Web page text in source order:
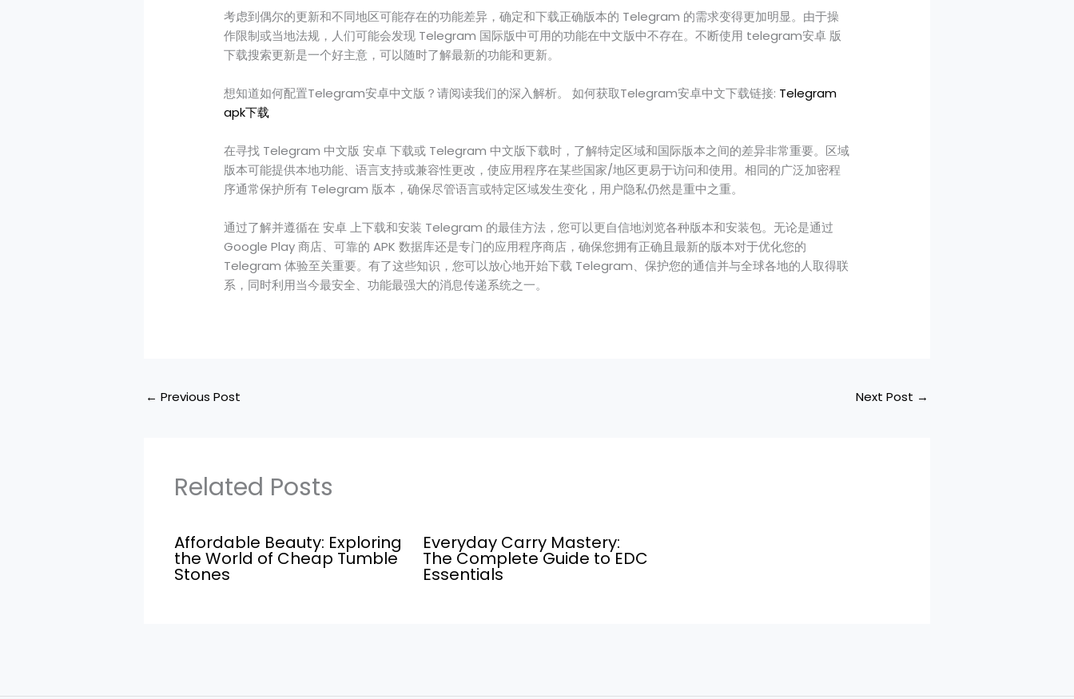
考虑到偶尔的更新和不同地区可能存在的功能差异，确定和下载正确版本的 Telegram 的需求变得更加明显。由于操
作限制或当地法规，人们可能会发现 Telegram 国际版中可用的功能在中文版中不存在。不断使用 telegram安卓 版
下载搜索更新是一个好主意，可以随时了解最新的功能和更新。
想知道如何配置Telegram安卓中文版？请阅读我们的深入解析。 如何获取Telegram安卓中文下载链接: Telegram
apk下载
在寻找 Telegram 中文版 安卓 下载或 Telegram 中文版下载时，了解特定区域和国际版本之间的差异非常重要。区域
版本可能提供本地功能、语言支持或兼容性更改，使应用程序在某些国家/地区更易于访问和使用。相同的广泛加密程
序通常保护所有 Telegram 版本，确保尽管语言或特定区域发生变化，用户隐私仍然是重中之重。
通过了解并遵循在 安卓 上下载和安装 Telegram 的最佳方法，您可以更自信地浏览各种版本和安装包。无论是通过
Google Play 商店、可靠的 APK 数据库还是专门的应用程序商店，确保您拥有正确且最新的版本对于优化您的
Telegram 体验至关重要。有了这些知识，您可以放心地开始下载 Telegram、保护您的通信并与全球各地的人取得联
系，同时利用当今最安全、功能最强大的消息传递系统之一。
← Previous Post Next Post →
Related Posts
Affordable Beauty: Exploring
the World of Cheap Tumble
Stones
Everyday Carry Mastery:
The Complete Guide to EDC
Essentials